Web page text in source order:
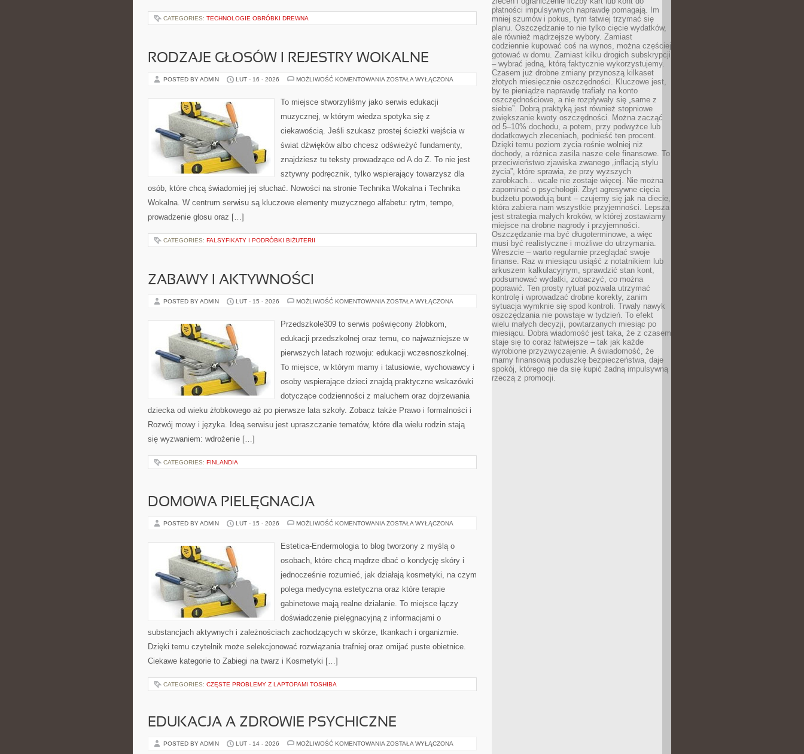
CATEGORIES: TECHNOLOGIE OBRÓBKI DREWNA
RODZAJE GŁOSÓW I REJESTRY WOKALNE
POSTED BY ADMIN LUT - 16 - 2026 MOŻLIWOŚĆ KOMENTOWANIA RODZAJE
REJESTRY
WOKALNE
ZOSTAŁA WYŁĄCZONA
To miejsce stworzyliśmy jako serwis edukacji
muzycznej, w którym wiedza spotyka się z
ciekawością. Jeśli szukasz prostej ścieżki wejścia w
świat dźwięków albo chcesz odświeżyć fundamenty,
znajdziesz tu teksty prowadzące od A do Z. To nie jest
sztywny podręcznik, tylko wspierający towarzysz dla
osób, które chcą świadomiej jej słuchać. Nowości na stronie Technika Wokalna i Technika
Wokalna. W centrum serwisu są kluczowe elementy muzycznego alfabetu: rytm, tempo,
prowadzenie głosu oraz […]
CATEGORIES: FALSYFIKATY I PODRÓBKI BIŻUTERII
ZABAWY I AKTYWNOŚCI
POSTED BY ADMIN LUT - 15 - 2026 MOŻLIWOŚĆ KOMENTOWANIA ZABAWY
ZOSTAŁA WYŁĄCZONA
Przedszkole309 to serwis poświęcony żłobkom,
edukacji przedszkolnej oraz temu, co najważniejsze w
pierwszych latach rozwoju: edukacji wczesnoszkolnej.
To miejsce, w którym mamy i tatusiowie, wychowawcy i
osoby wspierające dzieci znajdą praktyczne wskazówki
dotyczące codzienności z maluchem oraz dojrzewania
dziecka od wieku żłobkowego aż po pierwsze lata szkoły. Zobacz także Prawo i formalności i
Rozwój mowy i języka. Ideą serwisu jest upraszczanie tematów, które dla wielu rodzin stają
się wyzwaniem: wdrożenie […]
CATEGORIES: FINLANDIA
DOMOWA PIELĘGNACJA
POSTED BY ADMIN LUT - 15 - 2026 MOŻLIWOŚĆ KOMENTOWANIA DOMOWA
ZOSTAŁA WYŁĄCZONA
Estetica-Endermologia to blog tworzony z myślą o
osobach, które chcą mądrze dbać o kondycję skóry i
jednocześnie rozumieć, jak działają kosmetyki, na czym
polega medycyna estetyczna oraz które terapie
gabinetowe mają realne działanie. To miejsce łączy
doświadczenie pielęgnacyjną z informacjami o
substancjach aktywnych i zależnościach zachodzących w skórze, tkankach i organizmie.
Dzięki temu czytelnik może selekcjonować rozwiązania trafniej oraz omijać puste obietnice.
Ciekawe kategorie to Zabiegi na twarz i Kosmetyki […]
CATEGORIES: CZĘSTE PROBLEMY Z LAPTOPAMI TOSHIBA
EDUKACJA A ZDROWIE PSYCHICZNE
POSTED BY ADMIN LUT - 14 - 2026 MOŻLIWOŚĆ KOMENTOWANIA EDUKACJA
ZOSTAŁA WYŁĄCZONA
płatności impulsywnych naprawdę pomagają. Im
mniej szumów i pokus, tym łatwiej trzymać się
planu. Oszczędzanie to nie tylko cięcie wydatków,
ale również mądrzejsze wybory. Zamiast
codziennie kupować coś na wynos, można częściej
gotować w domu. Zamiast kilku drogich subskrypcji
– wybrać jedną, którą faktycznie wykorzystujemy.
Czasem już drobne zmiany przynoszą kilkaset
złotych miesięcznie oszczędności. Kluczowe jest,
by te pieniądze naprawdę trafiały na konto
oszczędnościowe, a nie rozpływały się „same z
siebie”. Dobrą praktyką jest również stopniowe
zwiększanie kwoty oszczędności. Można zacząć
od 5–10% dochodu, a potem, przy podwyżce lub
dodatkowych zleceniach, podnieść ten procent.
Dzięki temu poziom życia rośnie wolniej niż
dochody, a różnica zasila nasze cele finansowe. To
przeciwieństwo zjawiska zwanego „inflacją stylu
życia”, które sprawia, że przy wyższych
zarobkach… wcale nie zostaje więcej. Nie można
zapominać o psychologii. Zbyt agresywne cięcia
budżetu powodują bunt – czujemy się jak na diecie,
która zabiera nam wszystkie przyjemności. Lepsza
jest strategia małych kroków, w której zostawiamy
miejsce na drobne nagrody i przyjemności.
Oszczędzanie ma być długoterminowe, a więc
musi być realistyczne i możliwe do utrzymania.
Wreszcie – warto regularnie przeglądać swoje
finanse. Raz w miesiącu usiąść z notatnikiem lub
arkuszem kalkulacyjnym, sprawdzić stan kont,
podsumować wydatki, zobaczyć, co można
poprawić. Ten prosty rytuał pozwala utrzymać
kontrolę i wprowadzać drobne korekty, zanim
sytuacja wymknie się spod kontroli. Trwały nawyk
oszczędzania nie powstaje w tydzień. To efekt
wielu małych decyzji, powtarzanych miesiąc po
miesiącu. Dobra wiadomość jest taka, że z czasem
staje się to coraz łatwiejsze – tak jak każde
wyrobione przyzwyczajenie. A świadomość, że
mamy finansową poduszkę bezpieczeństwa, daje
spokój, którego nie da się kupić żadną impulsywną
rzeczą z promocji.